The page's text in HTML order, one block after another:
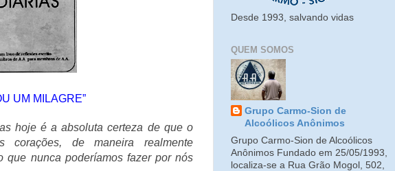
UM MILAGRE”
hoje é a absoluta certeza de que o
corações, de maneira realmente
que nunca poderíamos fazer por nós
Desde 1993, salvando vidas
QUEM SOMOS
Grupo Carmo-Sion de
Alcoólicos Anônimos
Grupo Carmo-Sion de Alcoólicos
Anônimos Fundado em 25/05/1993,
localiza-se a Rua Grão Mogol, 502,